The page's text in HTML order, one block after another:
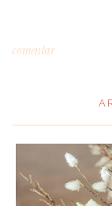
comentar